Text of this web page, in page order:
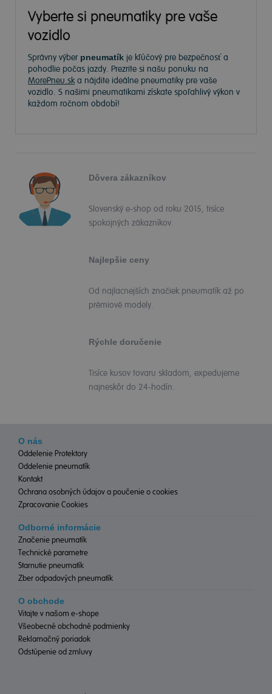
Vyberte si pneumatiky pre vaše
vozidlo
Správny výber pneumatík je kľúčový pre bezpečnosť a
pohodlie počas jazdy. Prezrite si našu ponuku na
MorePneu.ska nájdite ideálne pneumatiky pre vaše
vozidlo. S našimi pneumatikami získate spoľahlivý výkon v
každom ročnom období!
Dôvera zákazníkov
Slovenský e-shop od roku 2015, tisíce
spokojných zákazníkov.
Najlepšie ceny
Od najlacnejších značiek pneumatík až po
prémiové modely.
Rýchle doručenie
Tisíce kusov tovaru skladom, expedujeme
najneskôr do 24-hodín.
O nás
Oddelenie Protektory
Oddelenie pneumatík
Kontakt
Ochrana osobných údajov a poučenie o cookies
Zpracovanie Cookies
Odborné informácie
Značenie pneumatík
Technické parametre
Starnutie pneumatík
Zber odpadových pneumatík
O obchode
Vitajte v našom e-shope
Všeobecné obchodné podmienky
Reklamačný poriadok
Odstúpenie od zmluvy